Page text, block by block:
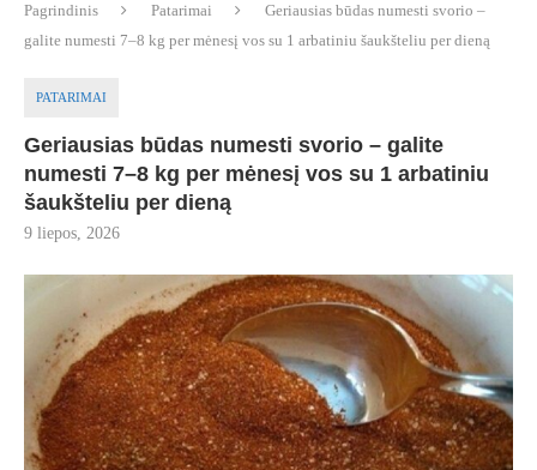
Pagrindinis Patarimai
Geriausias būdas numesti svorio –
galite numesti 7–8 kg per mėnesį vos su 1 arbatiniu šaukšteliu per dieną
PATARIMAI
Geriausias būdas numesti svorio – galite
numesti 7–8 kg per mėnesį vos su 1 arbatiniu
šaukšteliu per dieną
9 liepos, 2026